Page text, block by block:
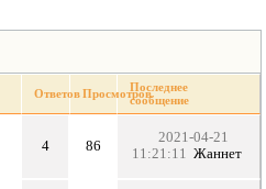
ОтветовПросмотровПоследнее
сообщение
4 86
2021-04-21
11:21:11
Жаннет